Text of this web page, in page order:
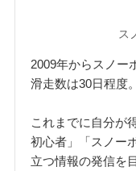
ス
2009年からスノー
滑走数は30日程度。
これまでに自分が
初心者」「スノー
立つ情報の発信を